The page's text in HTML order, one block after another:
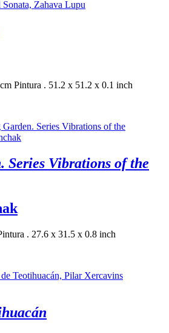
Pintura . 51.2 x 51.2 x 0.1 inch
Series Vibrations of the
. 27.6 x 31.5 x 0.8 inch